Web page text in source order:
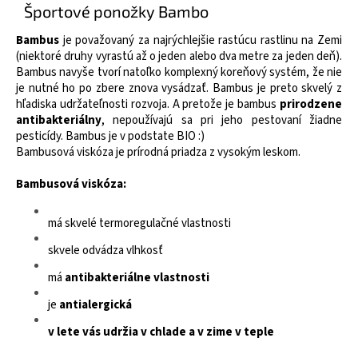
Športové ponožky Bambo
Bambusje považovaný za najrýchlejšie rastúcu rastlinu na Zemi
(niektoré druhy vyrastú až o jeden alebo dva metre za jeden deň).
Bambus navyše tvorí natoľko komplexný koreňový systém, že nie
je nutné ho po zbere znova vysádzať. Bambus je preto skvelý z
hľadiska udržateľnosti rozvoja. A pretože je bambus prirodzene
antibakteriálny, nepoužívajú sa pri jeho pestovaní žiadne
pesticídy. Bambus je v podstate BIO :)
Bambusová viskóza je prírodná priadza z vysokým leskom.
Bambusová viskóza:
má skvelé termoregulačné vlastnosti
skvele odvádza vlhkosť
má antibakteriálne vlastnosti
je antialergická
v lete vás udržia v chlade a v zime v teple